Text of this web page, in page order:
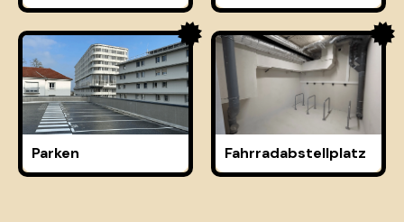
Parken Fahrradabstellplatz